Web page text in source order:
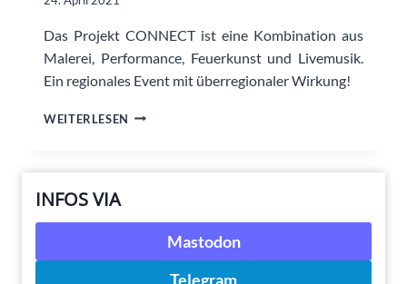
Das Projekt CONNECT ist eine Kombination aus
Malerei, Performance, Feuerkunst und Livemusik.
Ein regionales Event mit überregionaler Wirkung!
WEITERLESEN KODEKÜ
INFOS VIA
Mastodon
Telegram